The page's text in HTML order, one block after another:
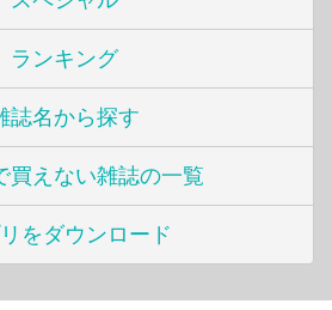
ランキング
誌名から探す
買えない雑誌の一覧
をダウンロード